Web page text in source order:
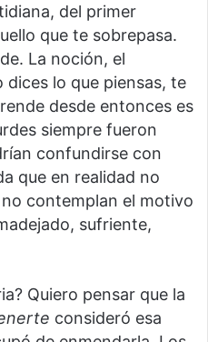
del primer
que te sobrepasa.
La noción, el
lo que piensas, te
desde entonces es
siempre fueron
confundirse con
que en realidad no
contemplan el motivo
sufriente,
Quiero pensar que la
consideró esa